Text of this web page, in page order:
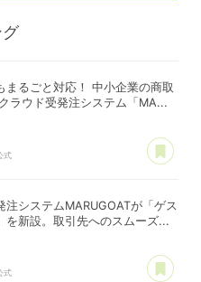
まるごと対応！ 中小企業の商取
ラウド受発注システム「MA...
式
注システムMARUGOATが「ゲス
を新設。取引先へのスムーズ...
式